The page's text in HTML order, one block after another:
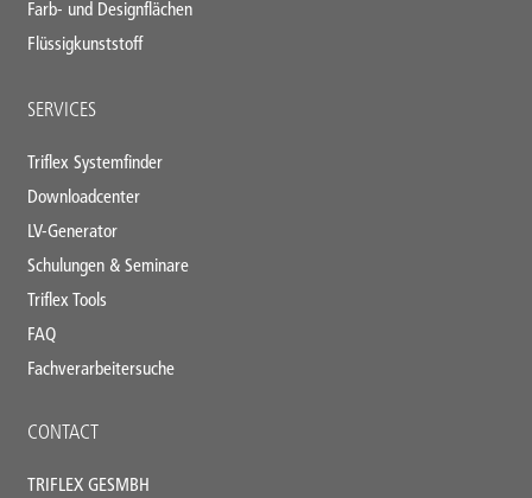
Farb- und Designflächen
Flüssigkunststoff
SERVICES
Triflex Systemfinder
Downloadcenter
LV-Generator
Schulungen & Seminare
Triflex Tools
FAQ
Fachverarbeitersuche
CONTACT
TRIFLEX GESMBH